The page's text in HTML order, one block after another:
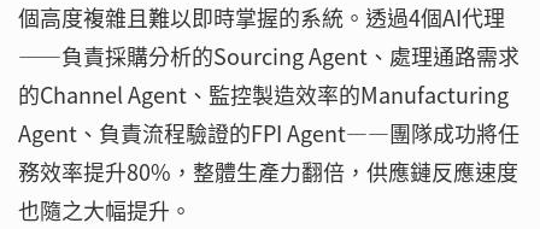
個高度複雜且難以即時掌握的系統。透過4個AI代理
——負責採購分析的Sourcing Agent、處理通路需求
的Channel Agent、監控製造效率的Manufacturing
Agent、負責流程驗證的FPI Agent——團隊成功將任
務效率提升80%，整體生產力翻倍，供應鏈反應速度
也隨之大幅提升。